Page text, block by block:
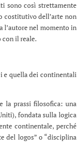
sono così strettamente
costitutivo dell’arte non
l’autore nel momento in
con il reale.
e quella dei continentali
la prassi filosofica: una
fondata sulla logica
continentale, perché
del logos” o “disciplina